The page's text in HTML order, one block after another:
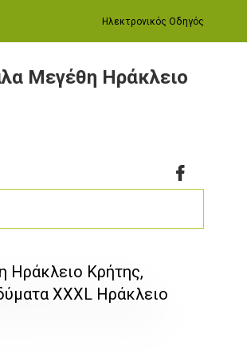
Ηλεκτρονικός Οδηγός
Μεγέθη Ηράκλειο
Ηράκλειο Κρήτης,
XXXL Ηράκλειο